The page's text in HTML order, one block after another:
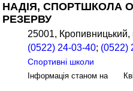
НАДІЯ, СПОРТШКОЛА
РЕЗЕРВУ
25001,
(0522) 24-03-40; (0522)
Спортивні школи
Інформація станом на